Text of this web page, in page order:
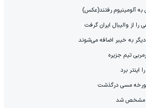
را از والیبال ایران گرفت
به خیبر اضافه می‌شوند
تیم جزیره
اینتر برد
مسی درگذشت
مشخص شد